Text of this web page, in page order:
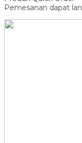
Pemesanan dapat